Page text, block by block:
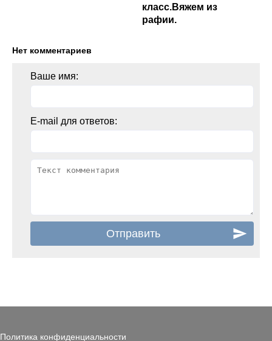
класс.Вяжем из
рафии.
Нет комментариев
Ваше имя:
E-mail для ответов:
Политика конфиденциальности